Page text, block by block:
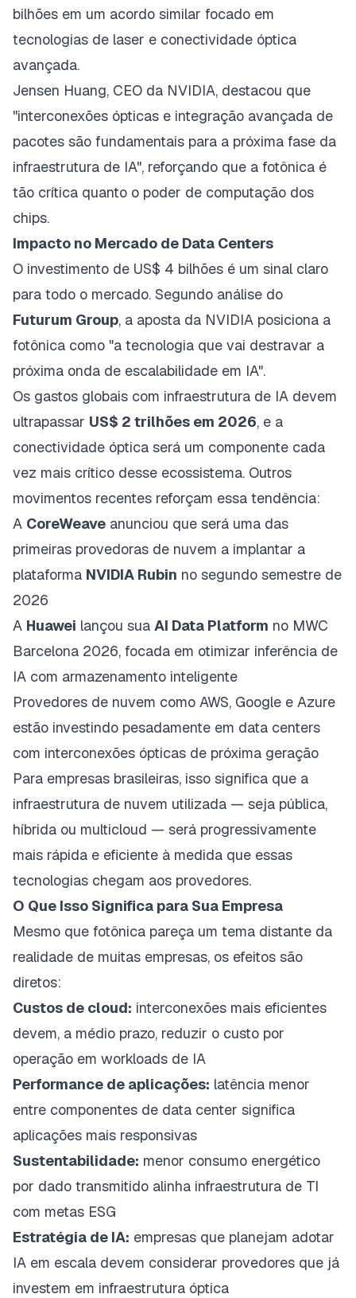
bilhões em um acordo similar focado em
tecnologias de laser e conectividade óptica
avançada.
Jensen Huang, CEO da NVIDIA, destacou que
"interconexões ópticas e integração avançada de
pacotes são fundamentais para a próxima fase da
infraestrutura de IA", reforçando que a fotônica é
tão crítica quanto o poder de computação dos
chips.
Impacto no Mercado de Data Centers
O investimento de US$ 4 bilhões é um sinal claro
para todo o mercado. Segundo análise do
Futurum Group, a aposta da NVIDIA posiciona a
fotônica como "a tecnologia que vai destravar a
próxima onda de escalabilidade em IA".
Os gastos globais com infraestrutura de IA devem
ultrapassar US$ 2 trilhões em 2026, e a
conectividade óptica será um componente cada
vez mais crítico desse ecossistema. Outros
movimentos recentes reforçam essa tendência:
A CoreWeave anunciou que será uma das
primeiras provedoras de nuvem a implantar a
plataforma NVIDIA Rubin no segundo semestre de
2026
A Huawei lançou sua AI Data Platform no MWC
Barcelona 2026, focada em otimizar inferência de
IA com armazenamento inteligente
Provedores de nuvem como AWS, Google e Azure
estão investindo pesadamente em data centers
com interconexões ópticas de próxima geração
Para empresas brasileiras, isso significa que a
infraestrutura de nuvem utilizada — seja pública,
híbrida ou multicloud — será progressivamente
mais rápida e eficiente à medida que essas
tecnologias chegam aos provedores.
O Que Isso Significa para Sua Empresa
Mesmo que fotônica pareça um tema distante da
realidade de muitas empresas, os efeitos são
diretos:
Custos de cloud: interconexões mais eficientes
devem, a médio prazo, reduzir o custo por
operação em workloads de IA
Performance de aplicações: latência menor
entre componentes de data center significa
aplicações mais responsivas
Sustentabilidade: menor consumo energético
por dado transmitido alinha infraestrutura de TI
com metas ESG
Estratégia de IA: empresas que planejam adotar
IA em escala devem considerar provedores que já
investem em infraestrutura óptica